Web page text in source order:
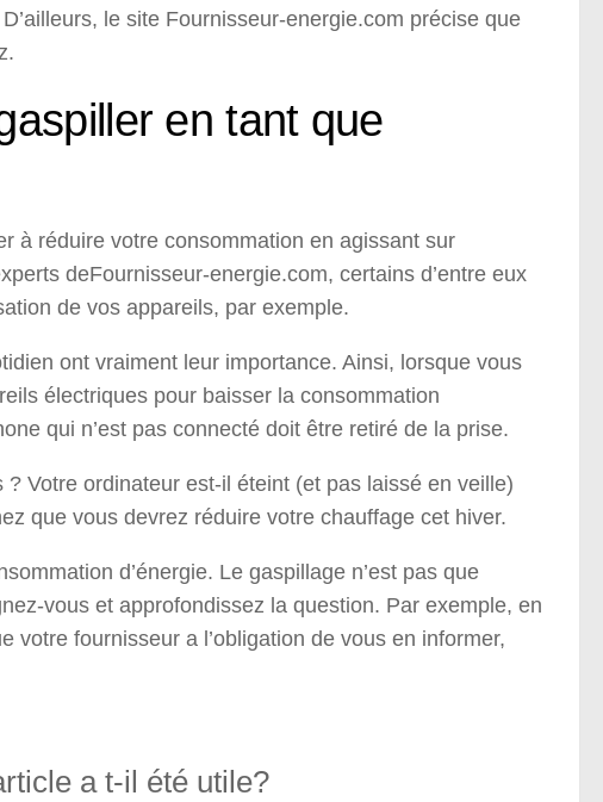
le site Fournisseur-energie.com précise que
en tant que
à réduire votre consommation en agissant sur
deFournisseur-energie.com, certains d’entre eux
de vos appareils, par exemple.
ont vraiment leur importance. Ainsi, lorsque vous
électriques pour baisser la consommation
qui n’est pas connecté doit être retiré de la prise.
Votre ordinateur est-il éteint (et pas laissé en veille)
que vous devrez réduire votre chauffage cet hiver.
d’énergie. Le gaspillage n’est pas que
vous et approfondissez la question. Par exemple, en
votre fournisseur a l’obligation de vous en informer,
a t-il été utile?